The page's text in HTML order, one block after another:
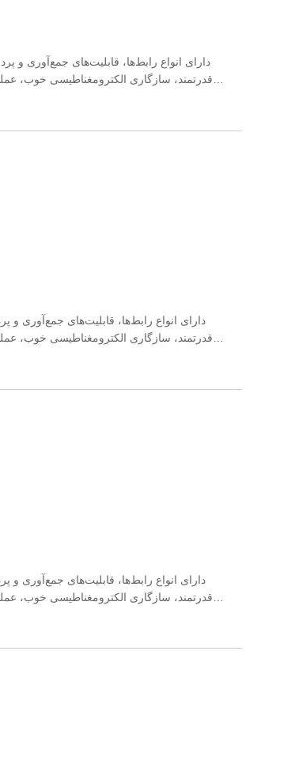
قدرتمند، سازگاری الکترومغناطیسی خوب،
غنی، پشتیبانی از ارتباطات چند پروتکلی،
قدرتمند، سازگاری الکترومغناطیسی خوب،
غنی، پشتیبانی از ارتباطات چند پروتکلی،
قدرتمند، سازگاری الکترومغناطیسی خوب،
غنی، پشتیبانی از ارتباطات چند پروتکلی،